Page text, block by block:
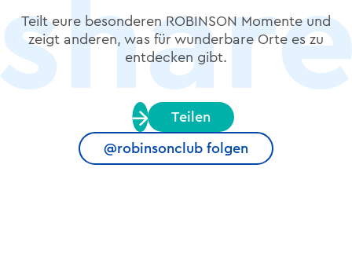
Teilt eure besonderen ROBINSON Momente und
zeigt anderen, was für wunderbare Orte es zu
entdecken gibt.
Teilen
@robinsonclub folgen